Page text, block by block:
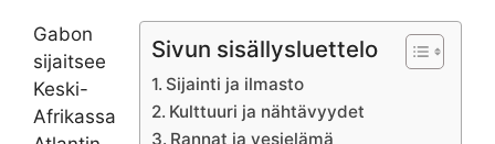
Sivun sisällysluettelo
Sijainti ja ilmasto
Kulttuuri ja nähtävyydet
Rannat ja vesielämä
Gabon
sijaitsee
Keski-
Afrikassa